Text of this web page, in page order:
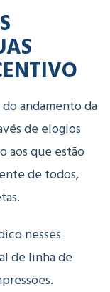
andamento da
de elogios
aos que estão
de todos,
nesses
de linha de